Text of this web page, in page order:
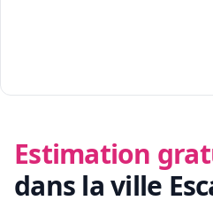
Estimation
dans la ville